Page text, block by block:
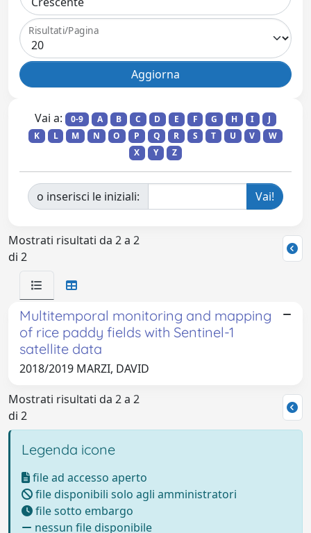
Risultati/Pagina
Vai a: 0-9 A B C D E F G H I
J
K
L M N O P Q R S T U V
W
X
Y Z
o inserisci le iniziali:
Mostrati risultati da 2 a 2
di 2
Multitemporal monitoring and mapping
of rice paddy fields with Sentinel-1
satellite data
2018/2019 MARZI, DAVID
Mostrati risultati da 2 a 2
di 2
Legenda icone
file ad accesso aperto
file disponibili solo agli amministratori
file sotto embargo
nessun file disponibile